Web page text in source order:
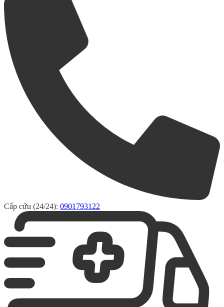
Cấp cứu (24/24): 0901793122